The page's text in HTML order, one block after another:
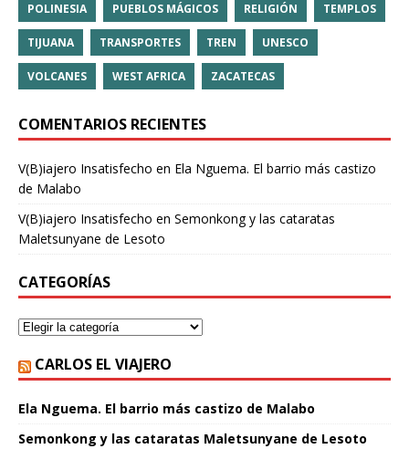
POLINESIA PUEBLOS MÁGICOS RELIGIÓN TEMPLOS
TIJUANA TRANSPORTES TREN UNESCO
VOLCANES WEST AFRICA ZACATECAS
COMENTARIOS RECIENTES
V(B)iajero Insatisfecho en Ela Nguema. El barrio más castizo
de Malabo
V(B)iajero Insatisfecho en Semonkong y las cataratas
Maletsunyane de Lesoto
CATEGORÍAS
CARLOS EL VIAJERO
Ela Nguema. El barrio más castizo de Malabo
Semonkong y las cataratas Maletsunyane de Lesoto